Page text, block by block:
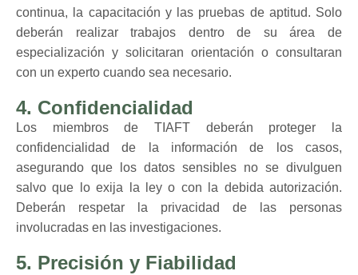
continua, la capacitación y las pruebas de aptitud. Solo
deberán realizar trabajos dentro de su área de
especialización y solicitaran orientación o consultaran
con un experto cuando sea necesario.
4. Confidencialidad
Los miembros de TIAFT deberán proteger la
confidencialidad de la información de los casos,
asegurando que los datos sensibles no se divulguen
salvo que lo exija la ley o con la debida autorización.
Deberán respetar la privacidad de las personas
involucradas en las investigaciones.
5. Precisión y Fiabilidad